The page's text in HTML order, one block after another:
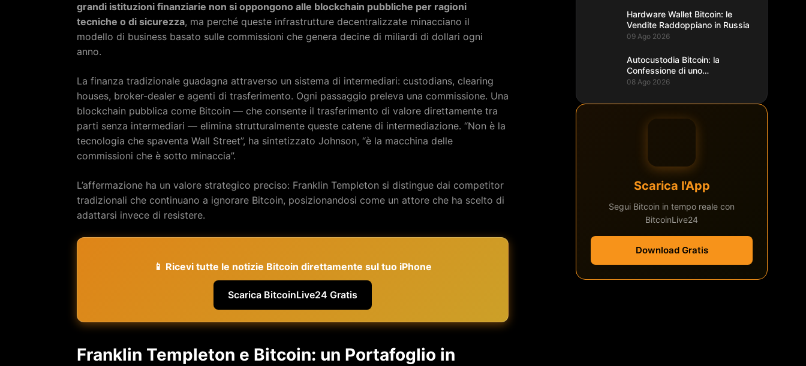
grandi istituzioni finanziarie non si oppongono alle blockchain pubbliche per ragioni
tecniche o di sicurezza, ma perché queste infrastrutture decentralizzate minacciano il
modello di business basato sulle commissioni che genera decine di miliardi di dollari ogni
anno.
La finanza tradizionale guadagna attraverso un sistema di intermediari: custodians, clearing
houses, broker-dealer e agenti di trasferimento. Ogni passaggio preleva una commissione. Una
blockchain pubblica come Bitcoin — che consente il trasferimento di valore direttamente tra
parti senza intermediari — elimina strutturalmente queste catene di intermediazione. “Non è la
tecnologia che spaventa Wall Street”, ha sintetizzato Johnson, “è la macchina delle
commissioni che è sotto minaccia”.
L’affermazione ha un valore strategico preciso: Franklin Templeton si distingue dai competitor
tradizionali che continuano a ignorare Bitcoin, posizionandosi come un attore che ha scelto di
adattarsi invece di resistere.
📱 Ricevi tutte le notizie Bitcoin direttamente sul tuo iPhone
Scarica BitcoinLive24 Gratis
Franklin Templeton e Bitcoin: un Portafoglio in
Hardware Wallet Bitcoin: le
Vendite Raddoppiano in Russia
09 Ago 2026
Autocustodia Bitcoin: la
Confessione di uno
Sviluppatore Lightning
08 Ago 2026
Scarica l'App
Segui Bitcoin in tempo reale con
BitcoinLive24
Download Gratis